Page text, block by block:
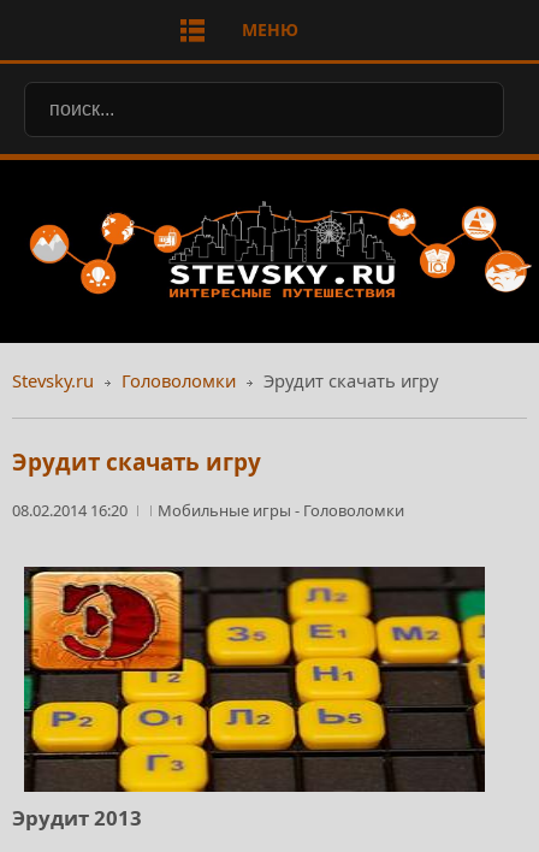
МЕНЮ
Stevsky.ru Головоломки Эрудит скачать игру
Эрудит скачать игру
08.02.2014 16:20 Мобильные игры - Головоломки
Эрудит 2013